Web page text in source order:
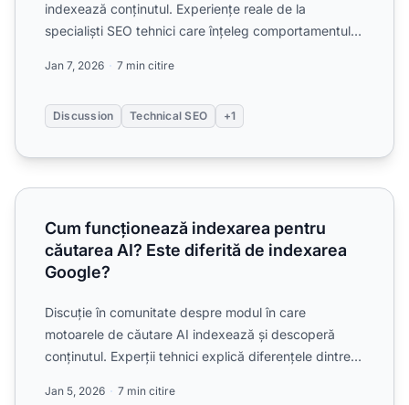
indexează conținutul. Experiențe reale de la
specialiști SEO tehnici care înțeleg comportamentul
Jan 7, 2026 7 min citire
Discussion Technical SEO +1
Cum funcționează indexarea pentru căutarea AI? Este
Cum funcționează indexarea pentru
căutarea AI? Este diferită de indexarea
Google?
Discuție în comunitate despre modul în care
motoarele de căutare AI indexează și descoperă
conținutul. Experții tehnici explică diferențele dintre
Jan 5, 2026 7 min citire